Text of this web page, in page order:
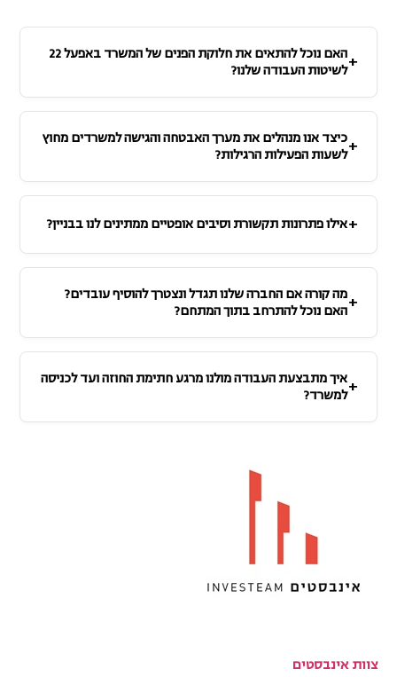
האם נוכל להתאים את חלוקת הפנים של המשרד באפעל 22
לשיטות העבודה שלנו?
כיצד אנו מנהלים את מערך האבטחה והגישה למשרדים מחוץ
לשעות הפעילות הרגילות?
אילו פתרונות תקשורת וסיבים אופטיים ממתינים לנו בבניין?
מה קורה אם החברה שלנו תגדל ונצטרך להוסיף עובדים?
האם נוכל להתרחב בתוך המתחם?
איך מתבצעת העבודה מולנו מרגע חתימת החוזה ועד לכניסה
למשרד?
צוות אינבסטים